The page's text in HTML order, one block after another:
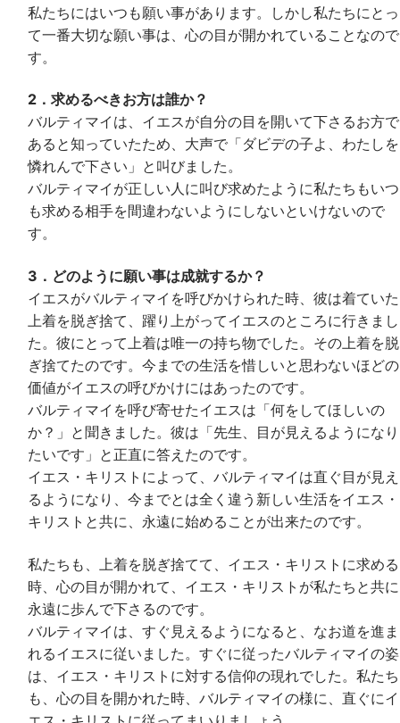
私たちにはいつも願い事があります。しかし私たちにとっ
て一番大切な願い事は、心の目が開かれていることなので
す。
2．求めるべきお方は誰か？
バルティマイは、イエスが自分の目を開いて下さるお方で
あると知っていたため、大声で「ダビデの子よ、わたしを
憐れんで下さい」と叫びました。
バルティマイが正しい人に叫び求めたように私たちもいつ
も求める相手を間違わないようにしないといけないので
す。
3．どのように願い事は成就するか？
イエスがバルティマイを呼びかけられた時、彼は着ていた
上着を脱ぎ捨て、躍り上がってイエスのところに行きまし
た。彼にとって上着は唯一の持ち物でした。その上着を脱
ぎ捨てたのです。今までの生活を惜しいと思わないほどの
価値がイエスの呼びかけにはあったのです。
バルティマイを呼び寄せたイエスは「何をしてほしいの
か？」と聞きました。彼は「先生、目が見えるようになり
たいです」と正直に答えたのです。
イエス・キリストによって、バルティマイは直ぐ目が見え
るようになり、今までとは全く違う新しい生活をイエス・
キリストと共に、永遠に始めることが出来たのです。
私たちも、上着を脱ぎ捨てて、イエス・キリストに求める
時、心の目が開かれて、イエス・キリストが私たちと共に
永遠に歩んで下さるのです。
バルティマイは、すぐ見えるようになると、なお道を進ま
れるイエスに従いました。すぐに従ったバルティマイの姿
は、イエス・キリストに対する信仰の現れでした。私たち
も、心の目を開かれた時、バルティマイの様に、直ぐにイ